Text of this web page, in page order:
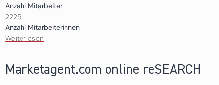
Anzahl Mitarbeiter
2225
Anzahl Mitarbeiterinnen
Weiterlesen
Marketagent.com online reSEARCH